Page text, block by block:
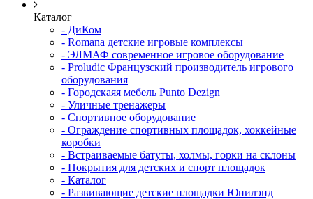
Каталог
- ДиКом
- Romana детские игровые комплексы
- ЭЛМАФ современное игровое оборудование
- Proludic Французский производитель игрового
оборудования
- Городскаяя мебель Punto Dezign
- Уличные тренажеры
- Спортивное оборудование
- Ограждение спортивных площадок, хоккейные
коробки
- Встраиваемые батуты, холмы, горки на склоны
- Покрытия для детских и спорт площадок
- Каталог
- Развивающие детские площадки Юнилэнд